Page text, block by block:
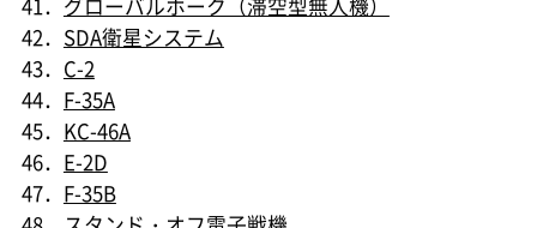
41． グローバルホーク（滞空型無人機）
42． SDA衛星システム
43． C-2
44． F-35A
45． KC-46A
46． E-2D
47． F-35B